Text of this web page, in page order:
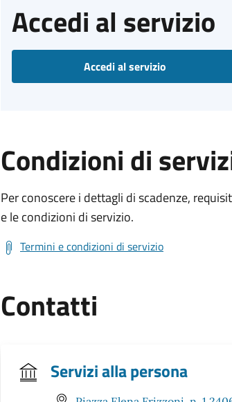
Accedi al servizio
Accedi al servizio
Condizioni di
Per conoscere i dettagli di scadenze,
e le condizioni di servizio.
Termini e condizioni di servizio
Contatti
Servizi alla persona